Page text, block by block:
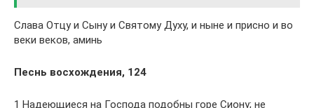
Слава Отцу и Сыну и Святому Духу, и ныне и присно и во
веки веков, аминь
Песнь восхождения, 124
1 Надеющиеся на Господа подобны горе Сиону; не